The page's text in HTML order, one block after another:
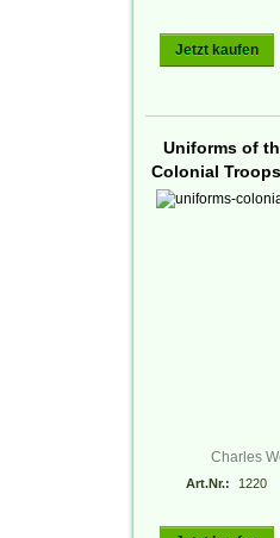
Jetzt kaufen
Uniforms of
Colonial
Charles
Art.Nr.: 1220